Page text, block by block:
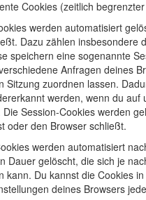
Cookies (zeitlich
werden automatisiert
Dazu zählen insbesondere
speichern eine sogenannte
Anfragen deines
Sitzung zuordnen lassen.
werden, wenn du auf
Session-Cookies werden
oder den Browser schließt.
werden automatisiert
Dauer gelöscht, die sich je
kann. Du kannst die Cookies
deines Browsers